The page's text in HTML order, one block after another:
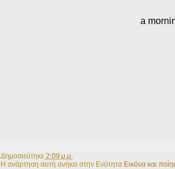
a
Δημοσιεύτηκε 2:09 μ.μ.
Η ανάρτηση αυτή ανήκει στην Ενότητα Εικόνα και